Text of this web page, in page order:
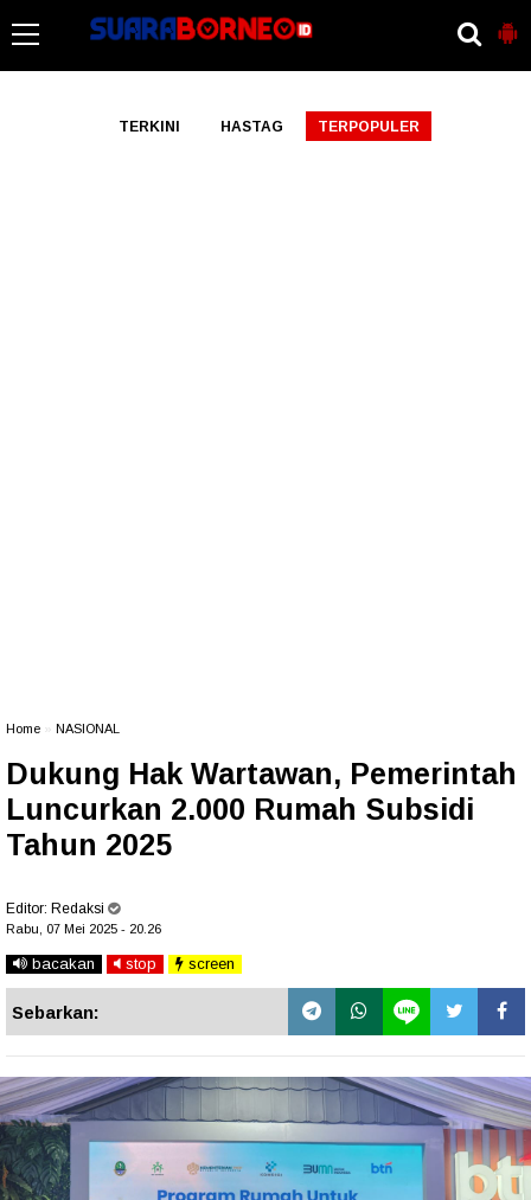
TERKINI HASTAG TERPOPULER
Home NASIONAL
Dukung Hak Wartawan, Pemerintah
Luncurkan 2.000 Rumah Subsidi
Tahun 2025
Editor: Redaksi
Rabu, 07 Mei 2025 - 20.26
bacakan stop screen
Sebarkan: